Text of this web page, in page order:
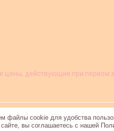
цены, действующие при первом
файлы cookie для удобства
вы соглашаетесь с нашей